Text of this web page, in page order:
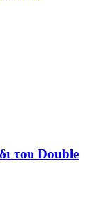
του Double